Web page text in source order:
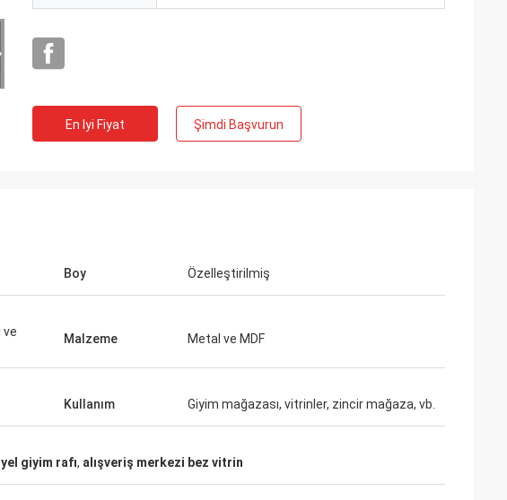
kalitedir. Memnun
En Iyi Fiyat Şimdi Başvurun
Boy Özelleştirilmiş
ve
Malzeme Metal ve MDF
Kullanım Giyim mağazası, vitrinler, zincir mağaza, vb.
giyim rafı, alışveriş merkezi bez vitrin